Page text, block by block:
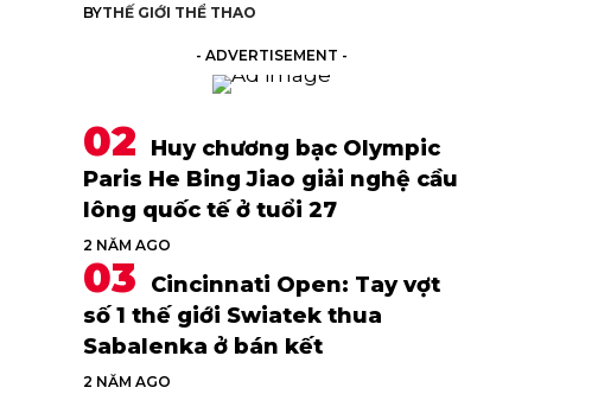
BYTHẾ GIỚI THỂ THAO
- ADVERTISEMENT -
Huy chương bạc Olympic
Paris He Bing Jiao giải nghệ cầu
lông quốc tế ở tuổi 27
2 NĂM AGO
Cincinnati Open: Tay vợt
số 1 thế giới Swiatek thua
Sabalenka ở bán kết
2 NĂM AGO